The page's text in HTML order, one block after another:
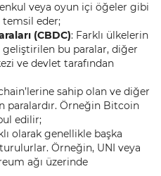
veya oyun içi öğeler gibi
eder;
(CBDC): Farklı ülkelerin
geliştirilen bu paralar, diğer
ve devlet tarafından
sahip olan ve diğer
paralardır. Örneğin Bitcoin
edilir;
olarak genellikle başka
Örneğin, UNI veya
ağı üzerinde